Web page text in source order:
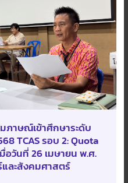
ภาษณ์เข้าศึกษาระดับ
TCAS รอบ 2: Quota
อวันที่ 26 เมษายน พ.ศ.
ละสังคมศาสตร์